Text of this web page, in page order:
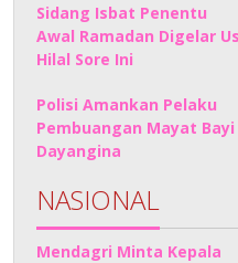
Sidang Isbat Penentu
Awal Ramadan Digelar
Hilal Sore Ini
Polisi Amankan Pelaku
Pembuangan Mayat
Dayangina
NASIONAL
Mendagri Minta Kepala